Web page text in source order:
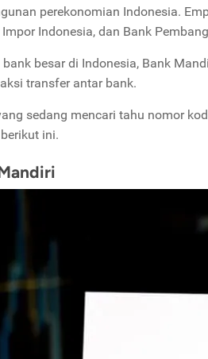
perekonomian Indonesia.
Indonesia, dan Bank
besar di Indonesia, Bank
transfer antar bank.
sedang mencari tahu nomor
ini.